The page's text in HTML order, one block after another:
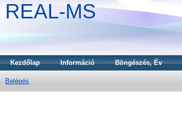
REAL-MS
Kezdőlap Információ Böngészés, Év
Belépés